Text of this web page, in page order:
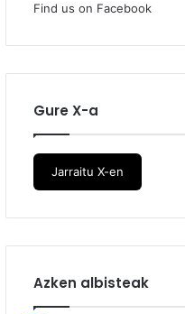
Find us on Facebook
Gure X-a
Jarraitu X-en
Azken albisteak